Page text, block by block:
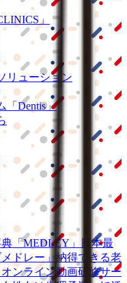
」
リューション
「Dentis」
「MEDLEY」
日本最
ドレー」 納得できる老
オンライン動画研修サー